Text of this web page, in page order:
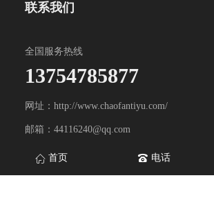
联系我们
全国服务热线
13754785877
网址：http://www.chaofantiyu.com/
邮箱：44116240@qq.com
地址：山东省淄博市淄川区双杨镇双杨工业园
首页 电话